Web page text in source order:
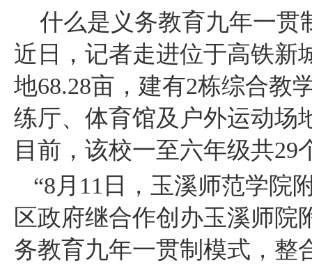
什么是义务教育九年一贯
近日，记者走进位于高铁新
地68.28亩，建有2栋综合教
练厅、体育馆及户外运动场
目前，该校一至六年级共29
“8月11日，玉溪师范学院
区政府继合作创办玉溪师
务教育九年一贯制模式，整